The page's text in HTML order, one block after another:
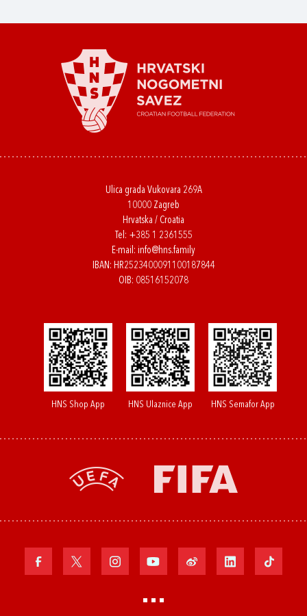
Ulica grada Vukovara 269A
10000 Zagreb
Hrvatska / Croatia
Tel: +385 1 2361555
E-mail: info@hns.family
IBAN: HR2523400091100187844
OIB: 08516152078
HNS Shop App HNS Ulaznice App HNS Semafor App